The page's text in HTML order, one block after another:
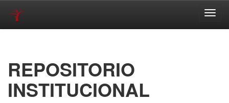
REPOSITORIO
INSTITUCIONAL